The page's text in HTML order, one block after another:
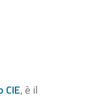
, è il